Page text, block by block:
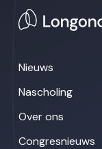
Nieuws
Nascholing
Over ons
Congresnieuws